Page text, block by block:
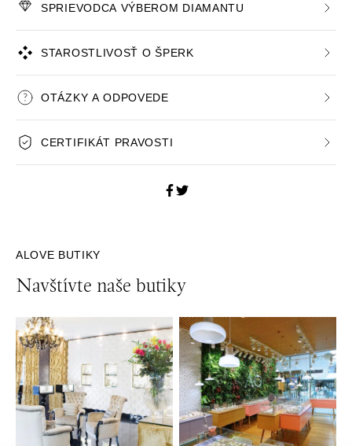
SPRIEVODCA VÝBEROM DIAMANTU
STAROSTLIVOSŤ O ŠPERK
OTÁZKY A ODPOVEDE
CERTIFIKÁT PRAVOSTI
ALOVE BUTIKY
Navštívte naše butiky